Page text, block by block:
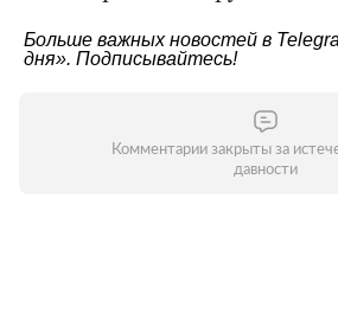
Больше важных новостей в
дня». Подписывайтесь!
Комментарии закрыты за
давности